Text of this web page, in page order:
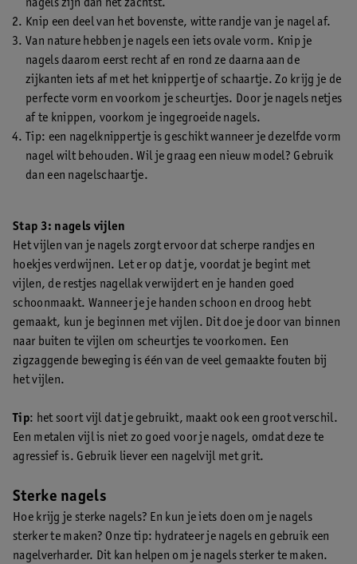
nagels zijn dan het zachtst.
Knip een deel van het bovenste, witte randje van je nagel af.
Van nature hebben je nagels een iets ovale vorm. Knip je
nagels daarom eerst recht af en rond ze daarna aan de
zijkanten iets af met het knippertje of schaartje. Zo krijg je de
perfecte vorm en voorkom je scheurtjes. Door je nagels netjes
af te knippen, voorkom je ingegroeide nagels.
Tip: een nagelknippertje is geschikt wanneer je dezelfde vorm
nagel wilt behouden. Wil je graag een nieuw model? Gebruik
dan een nagelschaartje.
Stap 3: nagels vijlen
Het vijlen van je nagels zorgt ervoor dat scherpe randjes en
hoekjes verdwijnen. Let er op dat je, voordat je begint met
vijlen, de restjes nagellak verwijdert en je handen goed
schoonmaakt. Wanneer je je handen schoon en droog hebt
gemaakt, kun je beginnen met vijlen. Dit doe je door van binnen
naar buiten te vijlen om scheurtjes te voorkomen. Een
zigzaggende beweging is één van de veel gemaakte fouten bij
het vijlen.
Tip: het soort vijl dat je gebruikt, maakt ook een groot verschil.
Een metalen vijl is niet zo goed voor je nagels, omdat deze te
agressief is. Gebruik liever een nagelvijl met grit.
Sterke nagels
Hoe krijg je sterke nagels? En kun je iets doen om je nagels
sterker te maken? Onze tip: hydrateer je nagels en gebruik een
nagelverharder. Dit kan helpen om je nagels sterker te maken.